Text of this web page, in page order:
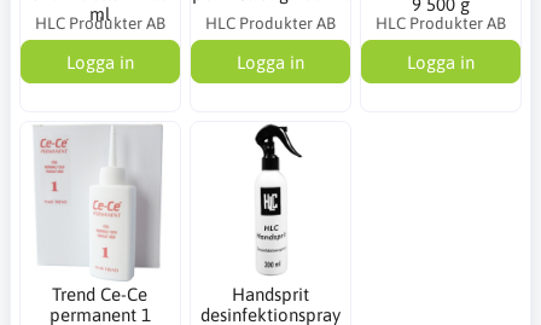
ml
HLC Produkter AB
Logga in
HLC Produkter AB
Logga in
HLC Produkter AB
Logga in
Trend Ce-Ce
permanent 1
Handsprit
desinfektionspray